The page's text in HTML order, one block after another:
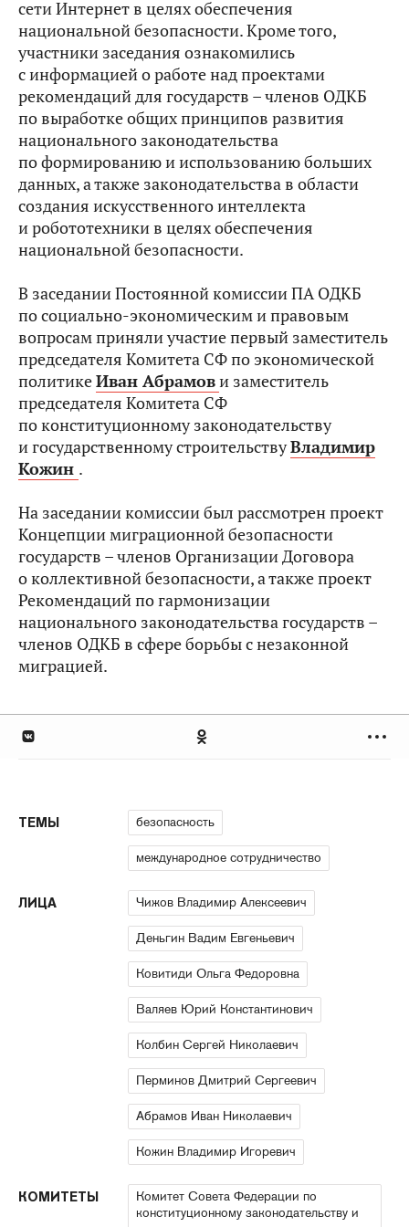
сети Интернет в целях обеспечения
национальной безопасности. Кроме того,
участники заседания ознакомились
с информацией о работе над проектами
рекомендаций для государств – членов ОДКБ
по выработке общих принципов развития
национального законодательства
по формированию и использованию больших
данных, а также законодательства в области
создания искусственного интеллекта
и робототехники в целях обеспечения
национальной безопасности.
В заседании Постоянной комиссии ПА ОДКБ
по социально-экономическим и правовым
вопросам приняли участие первый заместитель
председателя Комитета СФ по экономической
политикеИван Абрамови заместитель
председателя Комитета СФ
по конституционному законодательству
и государственному строительствуВладимир
Кожин .
На заседании комиссии был рассмотрен проект
Концепции миграционной безопасности
государств – членов Организации Договора
о коллективной безопасности, а также проект
Рекомендаций по гармонизации
национального законодательства государств –
членов ОДКБ в сфере борьбы с незаконной
миграцией.
ТЕМЫ безопасность
международное сотрудничество
ЛИЦА Чижов Владимир Алексеевич
Деньгин Вадим Евгеньевич
Ковитиди Ольга Федоровна
Валяев Юрий Константинович
Колбин Сергей Николаевич
Перминов Дмитрий Сергеевич
Абрамов Иван Николаевич
Кожин Владимир Игоревич
КОМИТЕТЫ
Комитет Совета Федерации по
конституционному законодательству и